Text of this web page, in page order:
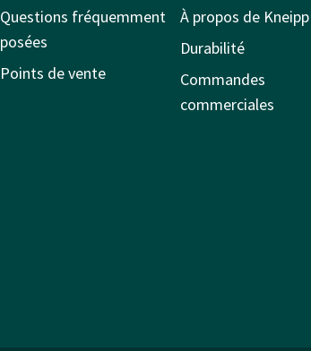
Questions fréquemment
posées
Points de vente
À propos de Kneipp
Durabilité
Commandes
commerciales